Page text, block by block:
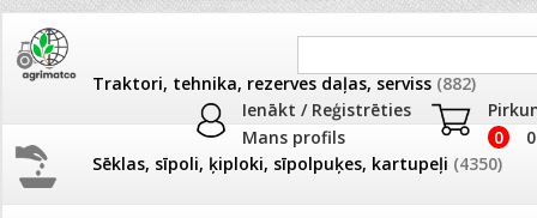
Ienākt / Reģistrēties
Mans profils
0
Traktori, tehnika, rezerves daļas, serviss (882)
Sēklas, sīpoli, ķiploki, sīpolpuķes, kartupeļi (4350)
JAUNUMI AKCIJAS